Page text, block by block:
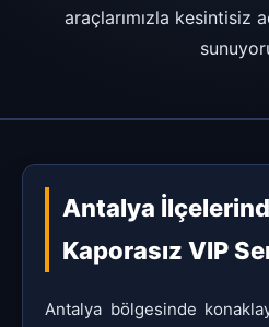
araçlarımızla kesintisiz
Antalya
Kaporasız VIP
Antalya bölgesinde